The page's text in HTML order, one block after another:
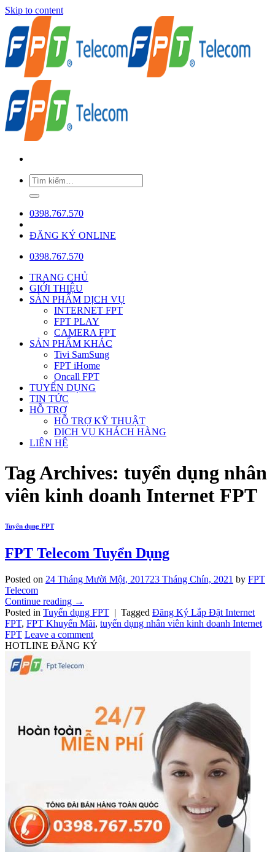
Skip to content
0398.767.570
ĐĂNG KÝ ONLINE
0398.767.570
TRANG CHỦ
GIỚI THIỆU
SẢN PHẨM DỊCH VỤ
INTERNET FPT
FPT PLAY
CAMERA FPT
SẢN PHẨM KHÁC
Tivi SamSung
FPT iHome
Oncall FPT
TUYỂN DỤNG
TIN TỨC
HỖ TRỢ
HỖ TRỢ KỸ THUẬT
DỊCH VỤ KHÁCH HÀNG
LIÊN HỆ
Tag Archives: tuyển dụng nhân
viên kinh doanh Internet FPT
Tuyển dụng FPT
FPT Telecom Tuyển Dụng
Posted on 24 Tháng Mười Một, 201723 Tháng Chín, 2021 by FPT
Telecom
Continue reading →
Posted in Tuyển dụng FPT | Tagged Đăng Ký Lắp Đặt Internet
FPT, FPT Khuyến Mãi, tuyển dụng nhân viên kinh doanh Internet
FPT Leave a comment
HOTLINE ĐĂNG KÝ